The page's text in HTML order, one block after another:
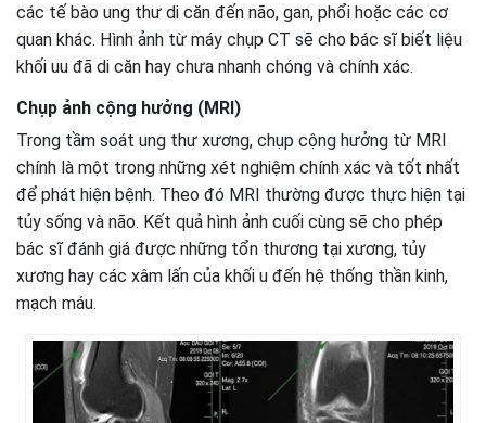
các tế bào ung thư di căn đến não, gan, phổi hoặc các cơ
quan khác. Hình ảnh từ máy chụp CT sẽ cho bác sĩ biết liệu
khối uu đã di căn hay chưa nhanh chóng và chính xác.
Chụp ảnh cộng hưởng (MRI)
Trong tầm soát ung thư xương, chụp cộng hưởng từ MRI
chính là một trong những xét nghiệm chính xác và tốt nhất
để phát hiện bệnh. Theo đó MRI thường được thực hiện tại
tủy sống và não. Kết quả hình ảnh cuối cùng sẽ cho phép
bác sĩ đánh giá được những tổn thương tại xương, tủy
xương hay các xâm lấn của khối u đến hệ thống thần kinh,
mạch máu.